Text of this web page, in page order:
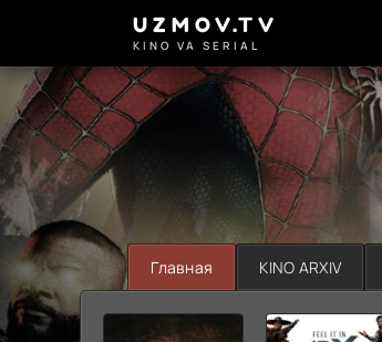
UZMOV.TV
KINO VA SERIAL
Главная KINO ARXIV